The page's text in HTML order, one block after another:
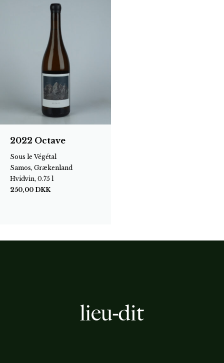
2022 Octave
Sous le Végétal
Samos, Grækenland
Hvidvin, 0.75 l
250,00 DKK